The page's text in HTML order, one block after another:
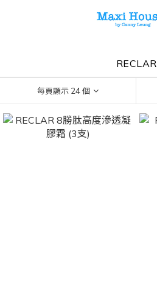
RECLAR
每頁顯示 24 個